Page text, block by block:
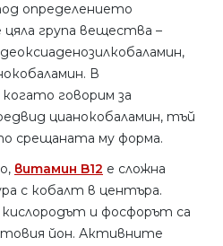
определението
цяла група вещества –
В
говорим за
цианокобаламин, тъй
срещаната му форма.
витамин B12 е сложна
с кобалт в центъра.
и фосфорът са
йон. Активните